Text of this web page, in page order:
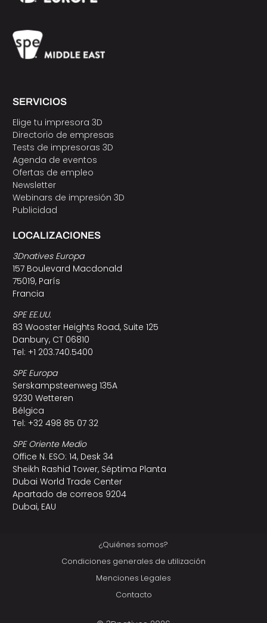
SERVICIOS
Elige tu impresora 3D
Directorio de empresas
Tests de impresoras 3D
Agenda de eventos
Ofertas de empleo
Newsletter
Webinars de impresión 3D
Publicidad
LOCALIZACIONES
3Dnatives Europa
157 Boulevard Macdonald
75019, París
Francia
SPE EE.UU.
83 Wooster Heights Road, Suite 125
Danbury, CT 06810
Tel: +1 203.740.5400
SPE Europa
Serskampsteenweg 135A
9230 Wetteren
Bélgica
Tel: +32 498 85 07 32
SPE Oriente Medio
Office N. ESO: 14, Desk 34
Sheikh Rashid Tower, Séptima Planta
Dubai World Trade Center
Apartado de correos 9204
Dubai, EAU
¿Quiénes somos?
Condiciones generales de utilización
Menciones Legales
Contacto